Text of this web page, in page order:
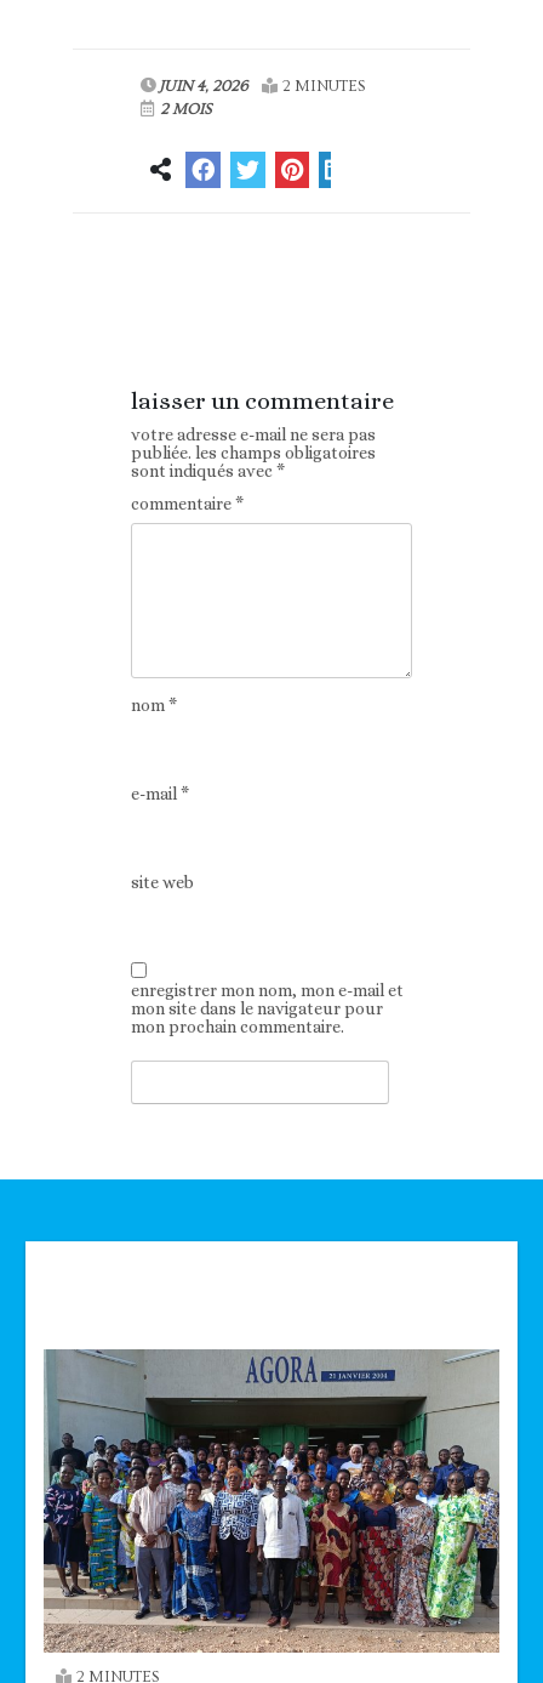
JUIN 4, 2026
2 MINUTES
2 MOIS
laisser un commentaire
votre adresse e-mail ne sera pas
publiée. les champs obligatoires
sont indiqués avec*
commentaire*
nom*
e-mail*
site web
enregistrer mon nom, mon e-mail et
mon site dans le navigateur pour
mon prochain commentaire.
2 MINUTES